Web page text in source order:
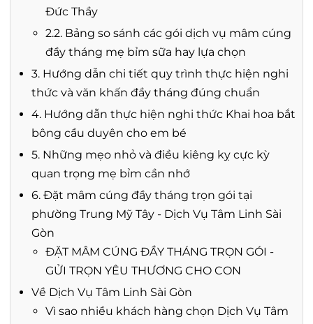
Đức Thầy
2.2. Bảng so sánh các gói dịch vụ mâm cúng
đầy tháng mẹ bỉm sữa hay lựa chọn
3. Hướng dẫn chi tiết quy trình thực hiện nghi
thức và văn khấn đầy tháng đúng chuẩn
4. Hướng dẫn thực hiện nghi thức Khai hoa bắt
bông cầu duyên cho em bé
5. Những mẹo nhỏ và điều kiêng kỵ cực kỳ
quan trọng mẹ bỉm cần nhớ
6. Đặt mâm cúng đầy tháng trọn gói tại
phường Trung Mỹ Tây - Dịch Vụ Tâm Linh Sài
Gòn
ĐẶT MÂM CÚNG ĐẦY THÁNG TRỌN GÓI -
GỬI TRỌN YÊU THƯƠNG CHO CON
Về Dịch Vụ Tâm Linh Sài Gòn
Vì sao nhiều khách hàng chọn Dịch Vụ Tâm